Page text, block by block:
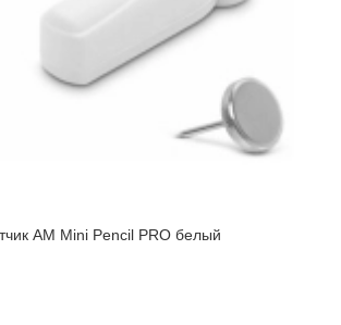
AM Mini Pencil PRO белый